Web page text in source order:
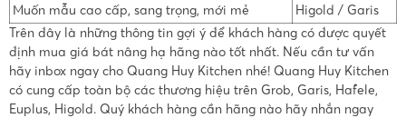
Muốn mẫu cao cấp, sang trọng, mới mẻ
Higold / Garis
Trên đây là những thông tin gợi ý để khách hàng có được quyết
định mua giá bát nâng hạ hãng nào tốt nhất. Nếu cần tư vấn
hãy inbox ngay cho Quang Huy Kitchen nhé! Quang Huy Kitchen
có cung cấp toàn bộ các thương hiệu trên Grob, Garis, Hafele,
Euplus, Higold. Quý khách hàng cần hãng nào hãy nhắn ngay